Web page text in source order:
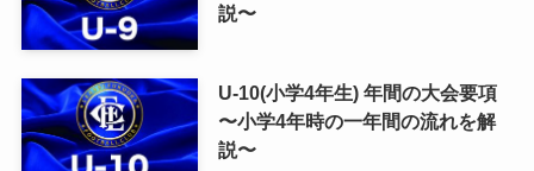
説〜
U-10(小学4年生) 年間の大会要項
〜小学4年時の一年間の流れを解
説〜